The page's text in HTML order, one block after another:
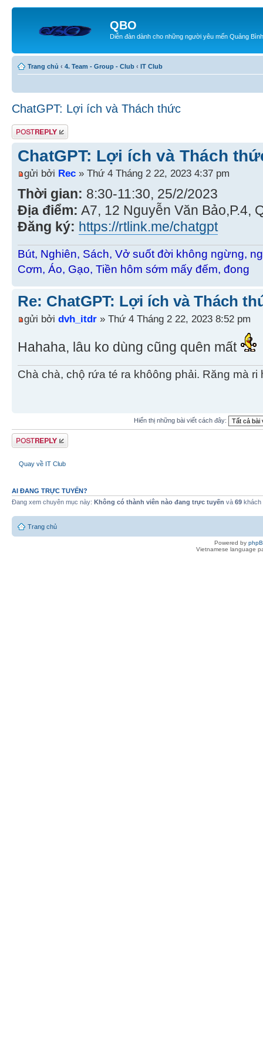
QBO
Diễn đàn dành cho những người yêu mến Quảng Bình
Trang chủ ‹ 4. Team - Group - Club ‹ IT Club
ChatGPT: Lợi ích và Thách thức
Gửi bài trả lời
ChatGPT: Lợi ích và Thách
gửi bởi Rec » Thứ 4 Tháng 2 22, 2023 4:37 pm
Thời gian: 8:30-11:30, 25/2/2023
Địa điểm: A7, 12 Nguyễn Văn Bảo,P.4,
Đăng ký: https://rtlink.me/chatgpt
Bút, Nghiên, Sách, Vở suốt đời không ngừng,
Cơm, Áo, Gạo, Tiền hôm sớm mấy đếm, đong
Re: ChatGPT: Lợi ích và Thách
gửi bởi dvh_itdr » Thứ 4 Tháng 2 22, 2023 8:52 pm
Hahaha, lâu ko dùng cũng quên mất
Chà chà, chộ rứa té ra khôông phải. Răng mà ri
Hiển thị những bài viết cách đây:
Gửi bài trả lời
Quay về IT Club
AI ĐANG TRỰC TUYẾN?
Đang xem chuyên mục này: Không có thành viên nào đang trực tuyến và 69 khách
Trang chủ
Powered by
Vietnamese language